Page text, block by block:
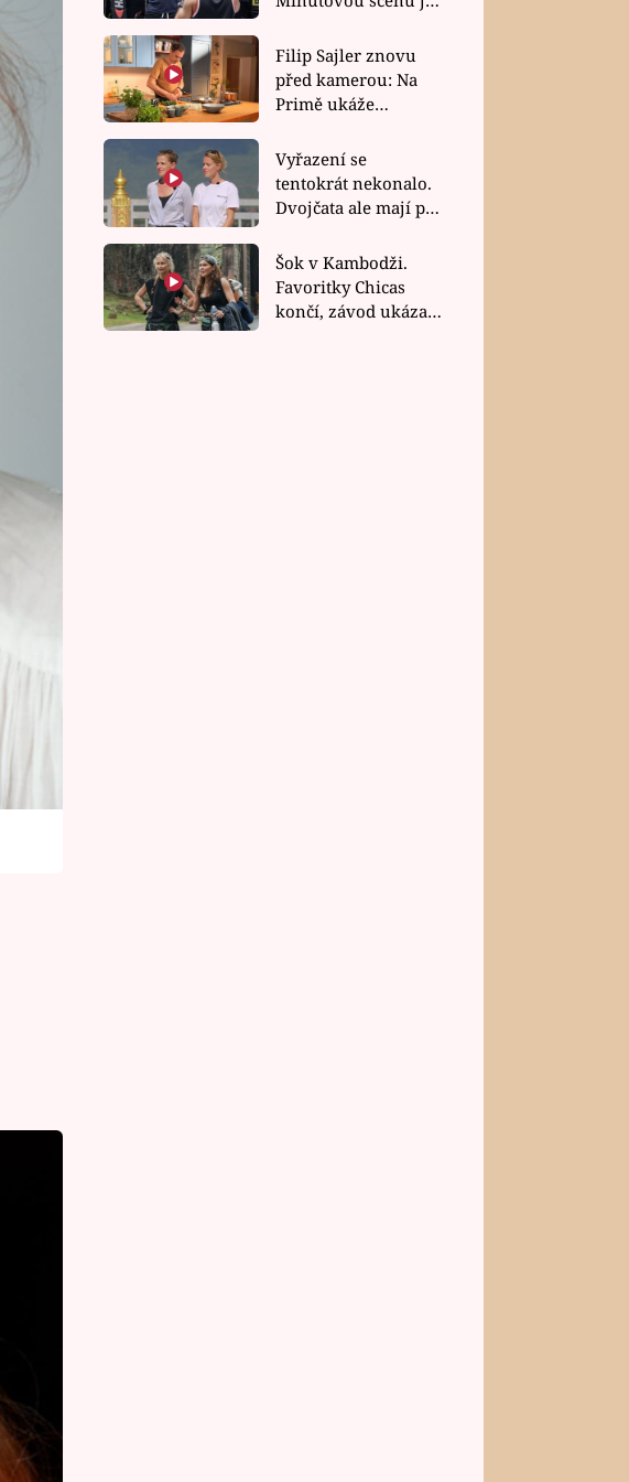
Filip Sajler znovu
před kamerou: Na
Primě ukáže
rychlé recepty
Vyřazení se
tentokrát nekonalo.
Dvojčata ale mají po
závodu nůž na krku
Šok v Kambodži.
Favoritky Chicas
končí, závod ukázal